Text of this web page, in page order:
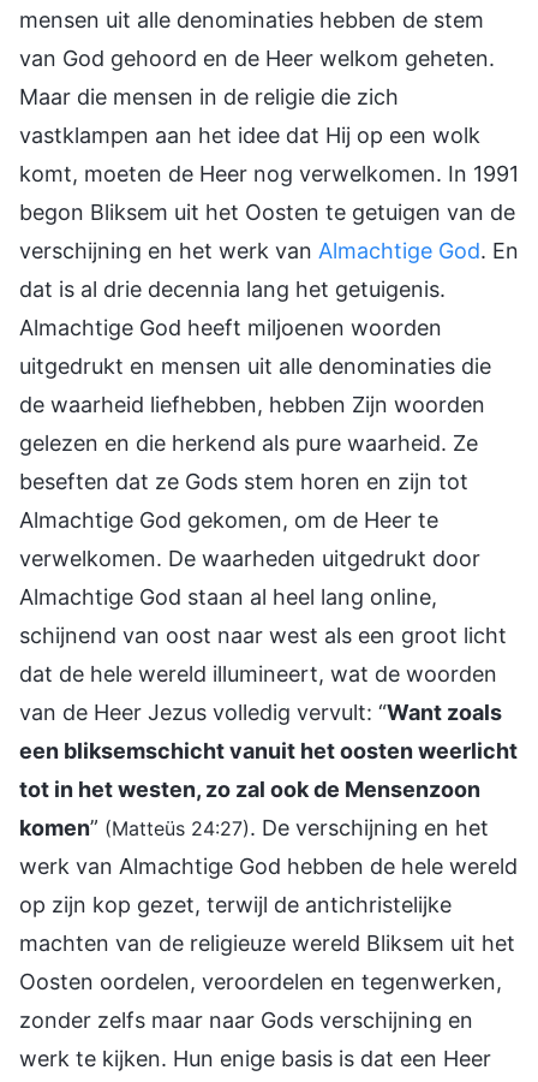
mensen uit alle denominaties hebben de stem
van God gehoord en de Heer welkom geheten.
Maar die mensen in de religie die zich
vastklampen aan het idee dat Hij op een wolk
komt, moeten de Heer nog verwelkomen. In 1991
begon Bliksem uit het Oosten te getuigen van de
verschijning en het werk van Almachtige God. En
dat is al drie decennia lang het getuigenis.
Almachtige God heeft miljoenen woorden
uitgedrukt en mensen uit alle denominaties die
de waarheid liefhebben, hebben Zijn woorden
gelezen en die herkend als pure waarheid. Ze
beseften dat ze Gods stem horen en zijn tot
Almachtige God gekomen, om de Heer te
verwelkomen. De waarheden uitgedrukt door
Almachtige God staan al heel lang online,
schijnend van oost naar west als een groot licht
dat de hele wereld illumineert, wat de woorden
van de Heer Jezus volledig vervult: “Want zoals
een bliksemschicht vanuit het oosten weerlicht
tot in het westen, zo zal ook de Mensenzoon
komen” (Matteüs 24:27). De verschijning en het
werk van Almachtige God hebben de hele wereld
op zijn kop gezet, terwijl de antichristelijke
machten van de religieuze wereld Bliksem uit het
Oosten oordelen, veroordelen en tegenwerken,
zonder zelfs maar naar Gods verschijning en
werk te kijken. Hun enige basis is dat een Heer